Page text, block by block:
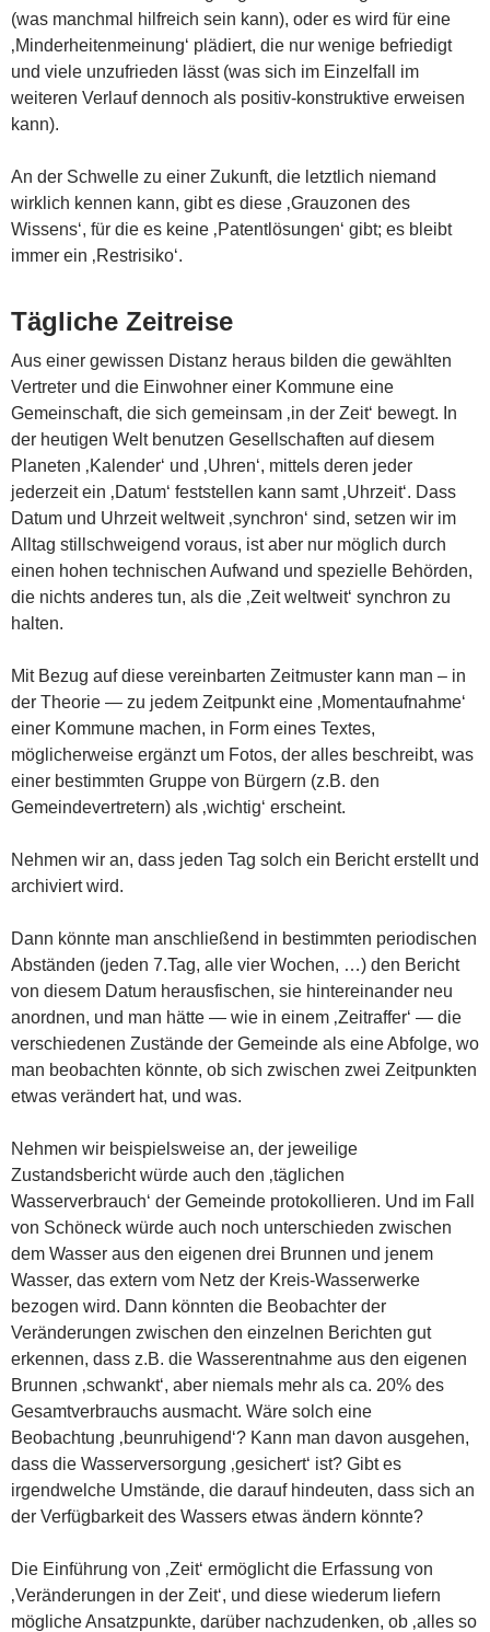
(was manchmal hilfreich sein kann), oder es wird für eine
‚Minderheitenmeinung‘ plädiert, die nur wenige befriedigt
und viele unzufrieden lässt (was sich im Einzelfall im
weiteren Verlauf dennoch als positiv-konstruktive erweisen
kann).
An der Schwelle zu einer Zukunft, die letztlich niemand
wirklich kennen kann, gibt es diese ‚Grauzonen des
Wissens‘, für die es keine ‚Patentlösungen‘ gibt; es bleibt
immer ein ‚Restrisiko‘.
Tägliche Zeitreise
Aus einer gewissen Distanz heraus bilden die gewählten
Vertreter und die Einwohner einer Kommune eine
Gemeinschaft, die sich gemeinsam ‚in der Zeit‘ bewegt. In
der heutigen Welt benutzen Gesellschaften auf diesem
Planeten ‚Kalender‘ und ‚Uhren‘, mittels deren jeder
jederzeit ein ‚Datum‘ feststellen kann samt ‚Uhrzeit‘. Dass
Datum und Uhrzeit weltweit ‚synchron‘ sind, setzen wir im
Alltag stillschweigend voraus, ist aber nur möglich durch
einen hohen technischen Aufwand und spezielle Behörden,
die nichts anderes tun, als die ‚Zeit weltweit‘ synchron zu
halten.
Mit Bezug auf diese vereinbarten Zeitmuster kann man – in
der Theorie — zu jedem Zeitpunkt eine ‚Momentaufnahme‘
einer Kommune machen, in Form eines Textes,
möglicherweise ergänzt um Fotos, der alles beschreibt, was
einer bestimmten Gruppe von Bürgern (z.B. den
Gemeindevertretern) als ‚wichtig‘ erscheint.
Nehmen wir an, dass jeden Tag solch ein Bericht erstellt und
archiviert wird.
Dann könnte man anschließend in bestimmten periodischen
Abständen (jeden 7.Tag, alle vier Wochen, …) den Bericht
von diesem Datum herausfischen, sie hintereinander neu
anordnen, und man hätte — wie in einem ‚Zeitraffer‘ — die
verschiedenen Zustände der Gemeinde als eine Abfolge, wo
man beobachten könnte, ob sich zwischen zwei Zeitpunkten
etwas verändert hat, und was.
Nehmen wir beispielsweise an, der jeweilige
Zustandsbericht würde auch den ‚täglichen
Wasserverbrauch‘ der Gemeinde protokollieren. Und im Fall
von Schöneck würde auch noch unterschieden zwischen
dem Wasser aus den eigenen drei Brunnen und jenem
Wasser, das extern vom Netz der Kreis-Wasserwerke
bezogen wird. Dann könnten die Beobachter der
Veränderungen zwischen den einzelnen Berichten gut
erkennen, dass z.B. die Wasserentnahme aus den eigenen
Brunnen ‚schwankt‘, aber niemals mehr als ca. 20% des
Gesamtverbrauchs ausmacht. Wäre solch eine
Beobachtung ‚beunruhigend‘? Kann man davon ausgehen,
dass die Wasserversorgung ‚gesichert‘ ist? Gibt es
irgendwelche Umstände, die darauf hindeuten, dass sich an
der Verfügbarkeit des Wassers etwas ändern könnte?
Die Einführung von ‚Zeit‘ ermöglicht die Erfassung von
‚Veränderungen in der Zeit‘, und diese wiederum liefern
mögliche Ansatzpunkte, darüber nachzudenken, ob ‚alles so